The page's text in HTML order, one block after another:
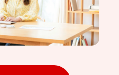
ログイン